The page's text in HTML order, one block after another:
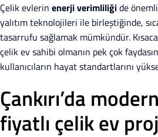
Çelik evlerin enerji verimliliğide
yalıtım teknolojileri ile birleştiğinde,
tasarrufu sağlamak mümkündür.
çelik ev sahibi olmanın pek çok
kullanıcıların hayat standartlarını
Çankırı’da
fiyatlı çelik ev